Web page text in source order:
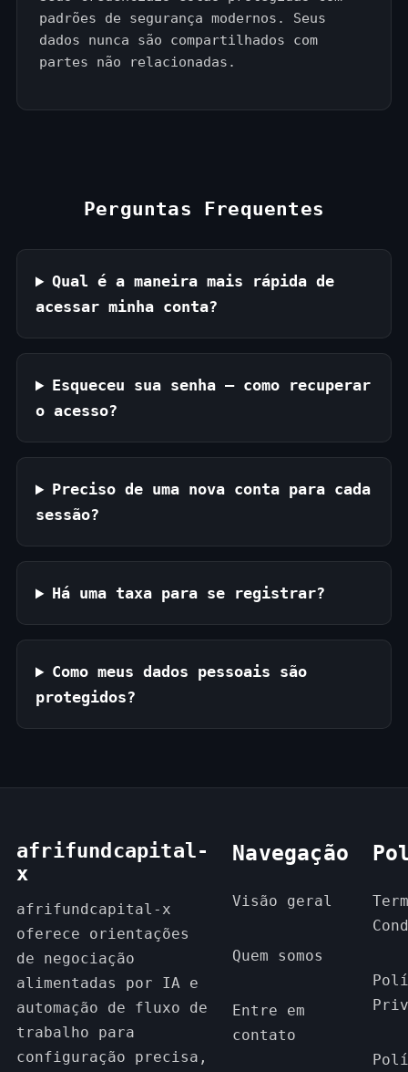
padrões de segurança modernos. Seus
dados nunca são compartilhados com
partes não relacionadas.
Perguntas Frequentes
Qual é a maneira mais rápida de
acessar minha conta?
Esqueceu sua senha — como recuperar
o acesso?
Preciso de uma nova conta para cada
sessão?
Há uma taxa para se registrar?
Como meus dados pessoais são
protegidos?
afrifundcapital-
x
afrifundcapital-x
oferece orientações
de negociação
alimentadas por IA e
automação de fluxo de
trabalho para
configuração precisa,
Navegação
Visão geral
Quem somos
Entre em
contato